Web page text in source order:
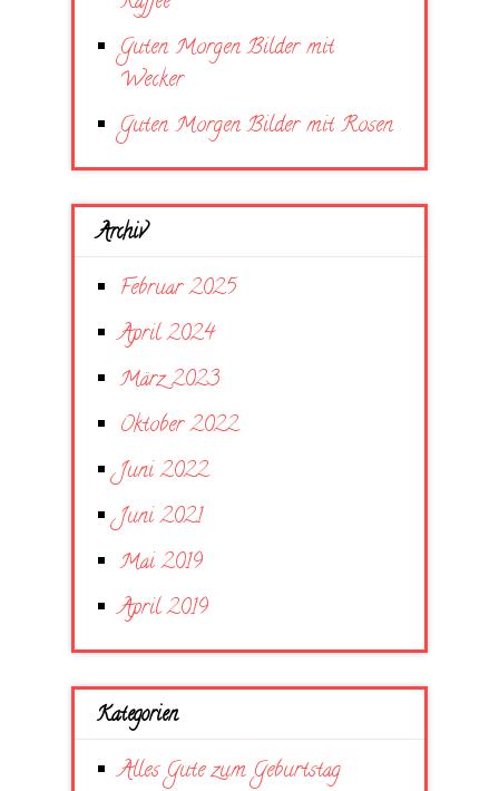
Guten Morgen Bilder mit
Wecker
Guten Morgen Bilder mit Rosen
Archiv
Februar 2025
April 2024
März 2023
Oktober 2022
Juni 2022
Juni 2021
Mai 2019
April 2019
Kategorien
Alles Gute zum Geburtstag